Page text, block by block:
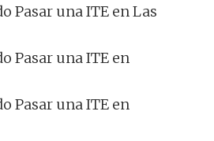
Pasar una ITE en Las
Pasar una ITE en
Pasar una ITE en